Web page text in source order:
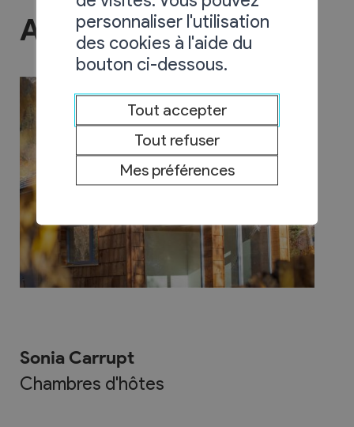
A la Tzavane
Sonia Carrupt
Chambres d'hôtes
personnaliser l'utilisation
des cookies à l'aide du
bouton ci-dessous.
Tout accepter
Tout refuser
Mes préférences